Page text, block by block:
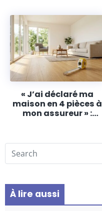
« J’ai déclaré ma
maison en 4 pièces à
mon assureur » :
42 m² comptait pour
2 pièces au sinistre
À lire aussi